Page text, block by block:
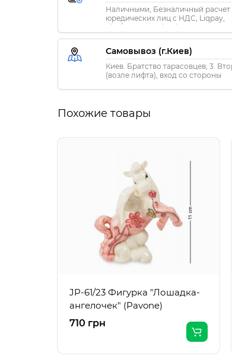
Наличными, Безналичный расчет
юредических лиц с НДС, Liqpay,
Visa/MasterCard, Privat24
Самовывоз (г.Киев)
Киев. Братство тарасовцев, 3.
(возле лифта), вход со стороны
Похожие товары
JP-61/23 Фигурка "Лошадка-
ангелочек" (Pavone)
710 грн